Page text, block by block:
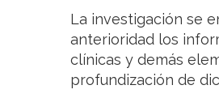
La investigación se
anterioridad los
clínicas y demás
profundización de